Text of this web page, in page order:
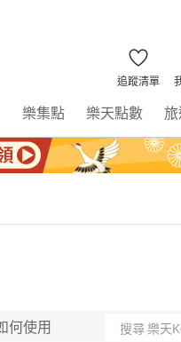
追蹤清單
樂集點 樂天點數
何使用